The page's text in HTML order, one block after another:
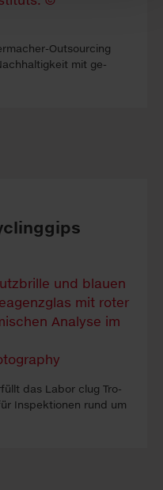
Out­sour­cing
mit ge­
das La­bor clug Tro­
In­spekt­ion­en rund um